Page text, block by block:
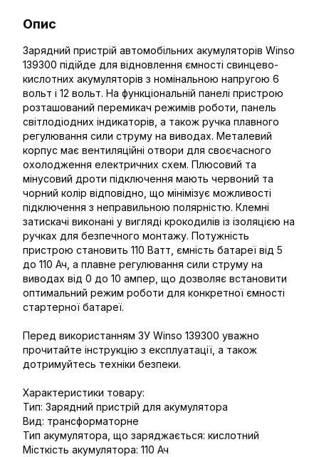
Опис
Зарядний пристрій автомобільних акумуляторів Winso
139300 підійде для відновлення ємності свинцево-
кислотних акумуляторів з номінальною напругою 6
вольт і 12 вольт. На функціональній панелі пристрою
розташований перемикач режимів роботи, панель
світлодіодних індикаторів, а також ручка плавного
регулювання сили струму на виводах. Металевий
корпус має вентиляційні отвори для своєчасного
охолодження електричних схем. Плюсовий та
мінусовий дроти підключення мають червоний та
чорний колір відповідно, що мінімізує можливості
підключення з неправильною полярністю. Клемні
затискачі виконані у вигляді крокодилів із ізоляцією на
ручках для безпечного монтажу. Потужність
пристрою становить 110 Ватт, ємність батареї від 5
до 110 Ач, а плавне регулювання сили струму на
виводах від 0 до 10 ампер, що дозволяє встановити
оптимальний режим роботи для конкретної ємності
стартерної батареї.
Перед використанням ЗУ Winso 139300 уважно
прочитайте інструкцію з експлуатації, а також
дотримуйтесь техніки безпеки.
Характеристики товару:
Тип: Зарядний пристрій для акумулятора
Вид: трансформаторне
Тип акумулятора, що заряджається: кислотний
Місткість акумулятора: 110 Ач